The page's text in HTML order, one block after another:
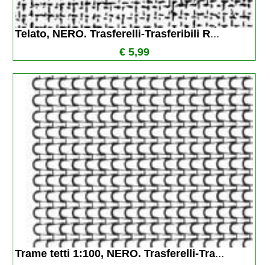
Telato, NERO. Trasferelli-Trasferibili R...
€ 5,99
Trame tetti 1:100, NERO. Trasferelli-Tra...